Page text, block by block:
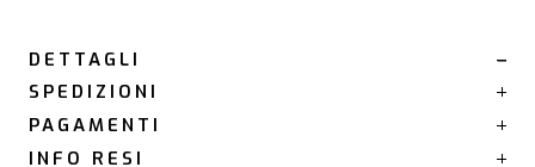
DETTAGLI
SPEDIZIONI
PAGAMENTI
INFO RESI